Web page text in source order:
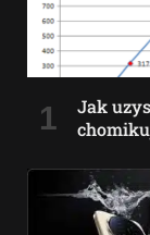
Jak